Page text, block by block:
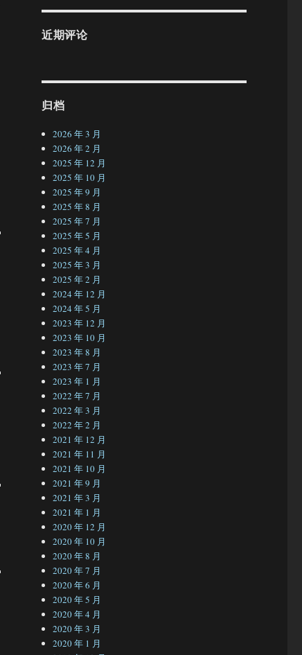
近期评论
归档
2026 年 3 月
2026 年 2 月
2025 年 12 月
2025 年 10 月
2025 年 9 月
2025 年 8 月
2025 年 7 月
2025 年 5 月
2025 年 4 月
2025 年 3 月
2025 年 2 月
2024 年 12 月
2024 年 5 月
2023 年 12 月
2023 年 10 月
2023 年 8 月
2023 年 7 月
2023 年 1 月
2022 年 7 月
2022 年 3 月
2022 年 2 月
2021 年 12 月
2021 年 11 月
2021 年 10 月
2021 年 9 月
2021 年 3 月
2021 年 1 月
2020 年 12 月
2020 年 10 月
2020 年 8 月
2020 年 7 月
2020 年 6 月
2020 年 5 月
2020 年 4 月
2020 年 3 月
2020 年 1 月